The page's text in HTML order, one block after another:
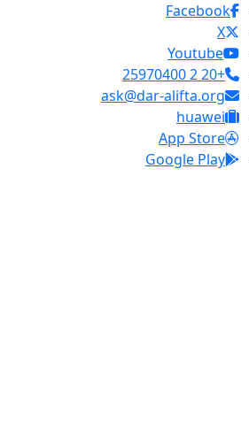
Facebook
X
Youtube
+20 2 25970400
ask@dar-alifta.org
huawei
App Store
Google Play